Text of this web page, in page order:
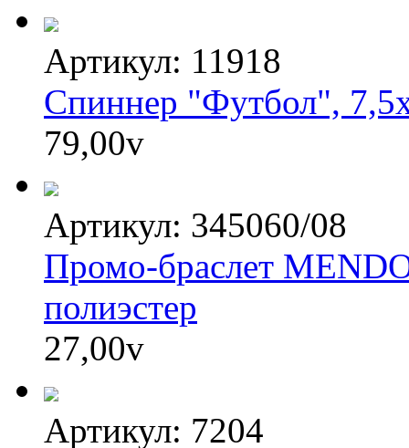
Артикул: 11918
Спиннер "Футбол",
79,00v
Артикул: 345060/08
Промо-браслет
полиэстер
27,00v
Артикул: 7204